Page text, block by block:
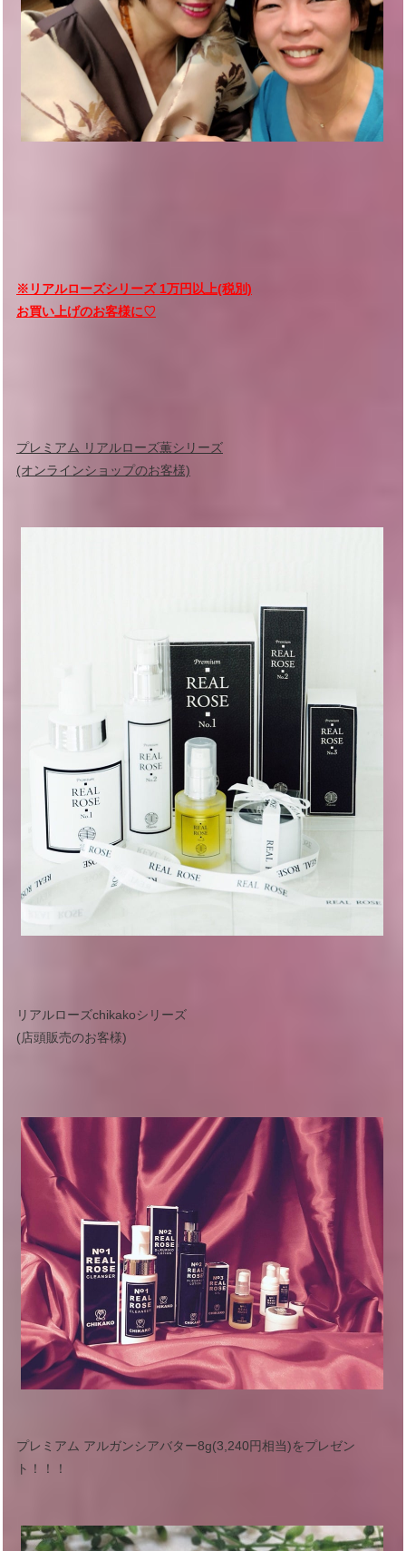
※リアルローズシリーズ 1万円以上(税別)
お買い上げのお客様に♡
プレミアム リアルローズ薫シリーズ
(オンラインショップのお客様)
リアルローズchikakoシリーズ
(店頭販売のお客様)
プレミアム アルガンシアバター8g(3,240円相当)をプレゼン
ト！！！